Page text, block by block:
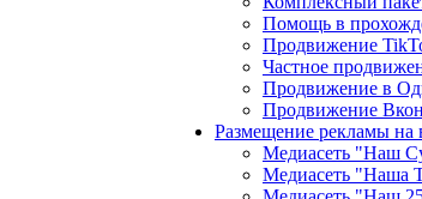
Помощь в
Продвижение
Частное
Продвижение в
Продвижение
Размещение рекламы на
Медиасеть "Наш
Медиасеть "Наша